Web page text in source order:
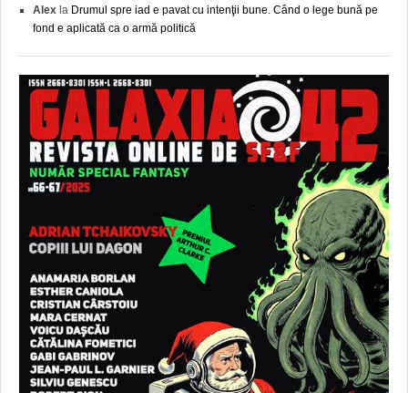
Alex la Drumul spre iad e pavat cu intenţii bune. Când o lege bună pe
fond e aplicată ca o armă politică